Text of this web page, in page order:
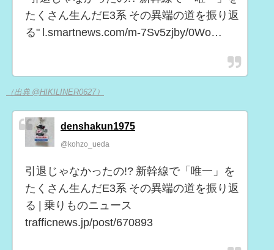
たくさん生んだE3系 その異端の道を振り返
る" l.smartnews.com/m-7Sv5zjby/0Wo…
（出典 @HIKILINER0627）
denshakun1975
@kohzo_ueda
引退じゃなかったの!? 新幹線で「唯一」を
たくさん生んだE3系 その異端の道を振り返
る | 乗りものニュース
trafficnews.jp/post/670893